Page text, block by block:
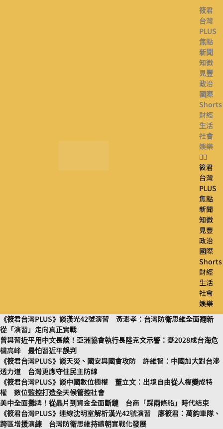
筱君
台灣
PLUS
焦點
新聞
知微
見豐
政治
國際
Shorts
財經
生活
社會
娛樂
筱君
台灣
PLUS
焦點
新聞
知微
見豐
政治
國際
Shorts
財經
生活
社會
娛樂
《筱君台灣PLUS》談漢光42號演習 黃澎孝：台灣防衛思維全面翻新
從「演習」走向真正實戰
曾與習近平用中文長談！亞洲協會執行長陸克文示警：憂2028成台海危
機高峰 最怕習近平誤判
《筱君台灣PLUS》談天災、國安與國會攻防 許維智：中國加大對台滲
透力道 台灣更應守住民主防線
《筱君台灣PLUS》談中國數位極權 董立文：出境自由從人權變成特
權 數位監控打造全天候管控社會
美中全面攤牌！從晶片到資金全面斷鏈 台商「踩兩條船」時代結束
《筱君台灣PLUS》連線沈明室解析漢光42號演習 廖筱君：萬鈞車隊、
跨區增援演練 台灣防衛思維持續朝實戰化發展